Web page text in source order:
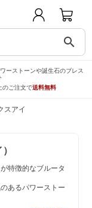
search
ーストーンや誕生石のブレス
のご注文で送料無料
スアイ
特徴的なブルータ
あるパワーストー